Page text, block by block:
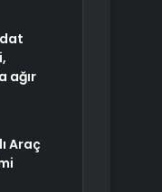
ağır
Araç